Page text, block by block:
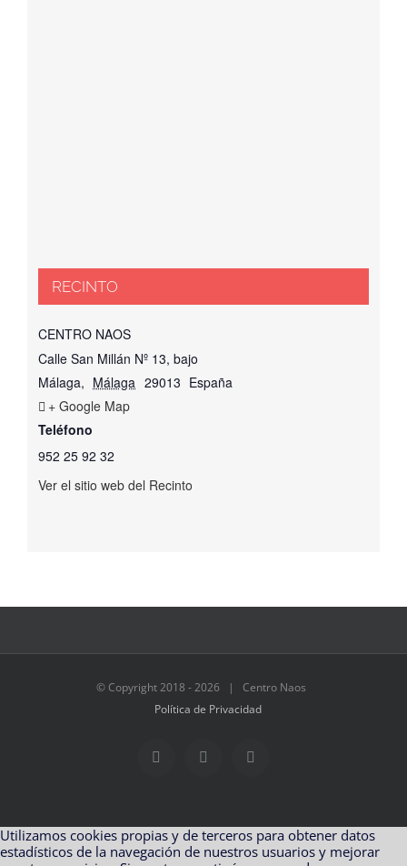
RECINTO
CENTRO NAOS
Calle San Millán Nº 13, bajo
Málaga, Málaga 29013 España
+ Google Map
Teléfono
952 25 92 32
Ver el sitio web del Recinto
© Copyright 2018 -2026 | Centro Naos
Política de Privacidad
Facebook Twitter
Utilizamos cookies propias y de terceros para obtener datos
estadísticos de la navegación de nuestros usuarios y mejorar